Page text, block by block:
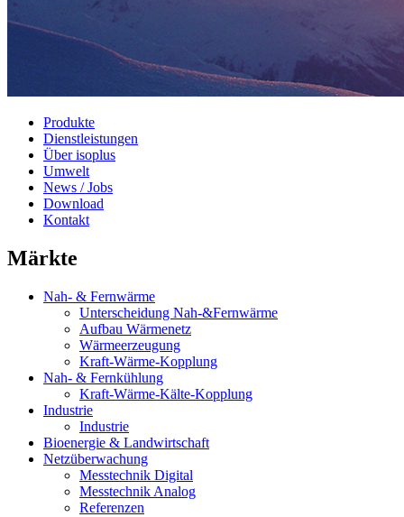
Produkte
Dienstleistungen
Über isoplus
Umwelt
News / Jobs
Download
Kontakt
Märkte
Nah- & Fernwärme
Unterscheidung Nah-&Fernwärme
Aufbau Wärmenetz
Wärmeerzeugung
Kraft-Wärme-Kopplung
Nah- & Fernkühlung
Kraft-Wärme-Kälte-Kopplung
Industrie
Industrie
Bioenergie & Landwirtschaft
Netzüberwachung
Messtechnik Digital
Messtechnik Analog
Referenzen